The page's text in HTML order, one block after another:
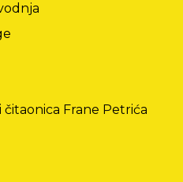
čitaonica Frane Petrića